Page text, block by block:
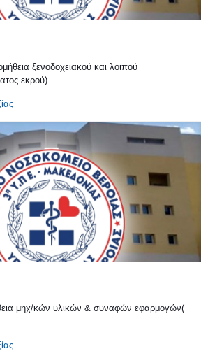
ξενοδοχειακού και λοιπού
εκρού).
μηχ/κών υλικών & συναφών εφαρμογών(